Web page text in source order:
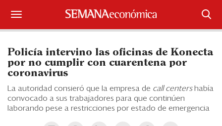
Iniciar sesión
Portada
¿Qué está pasando?
Policía intervino las oficinas de Konecta
por no cumplir con cuarentena por
coronavirus
La autoridad consieró que la empresa de call centers había
convocado a sus trabajadores para que continúen
laborando pese a restricciones por estado de emergencia